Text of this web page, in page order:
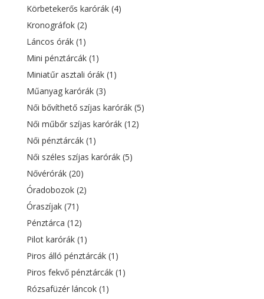
Körbetekerős karórák (4)
Kronográfok (2)
Láncos órák (1)
Mini pénztárcák (1)
Miniatűr asztali órák (1)
Műanyag karórák (3)
Női bővíthető szíjas karórák (5)
Női műbőr szíjas karórák (12)
Női pénztárcák (1)
Női széles szíjas karórák (5)
Nővérórák (20)
Óradobozok (2)
Óraszíjak (71)
Pénztárca (12)
Pilot karórák (1)
Piros álló pénztárcák (1)
Piros fekvő pénztárcák (1)
Rózsafüzér láncok (1)